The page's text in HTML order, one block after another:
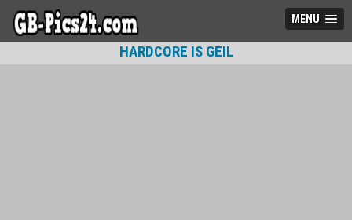
MENU
HARDCORE IS GEIL